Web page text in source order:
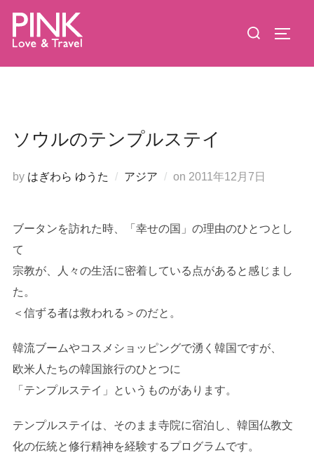
ン
検
対
ソウルのテンプルステイ
by はぎわら ゆうた アジア on 投
2011年12月7日
ブータンを訪れた時、「幸せの国」の理由のひとつとし
て
宗教が、人々の生活に密着している点があると感じまし
た。
＜信ずる者は救われる＞のだと。
韓流ブームやコスメショッピングで湧く韓国ですが、
欧米人たちの韓国旅行のひとつに
「テンプルステイ」というものがあります。
テンプルステイは、そのまま寺院に宿泊し、韓国仏教文
化の伝統と修行精神を経験するプログラムです。